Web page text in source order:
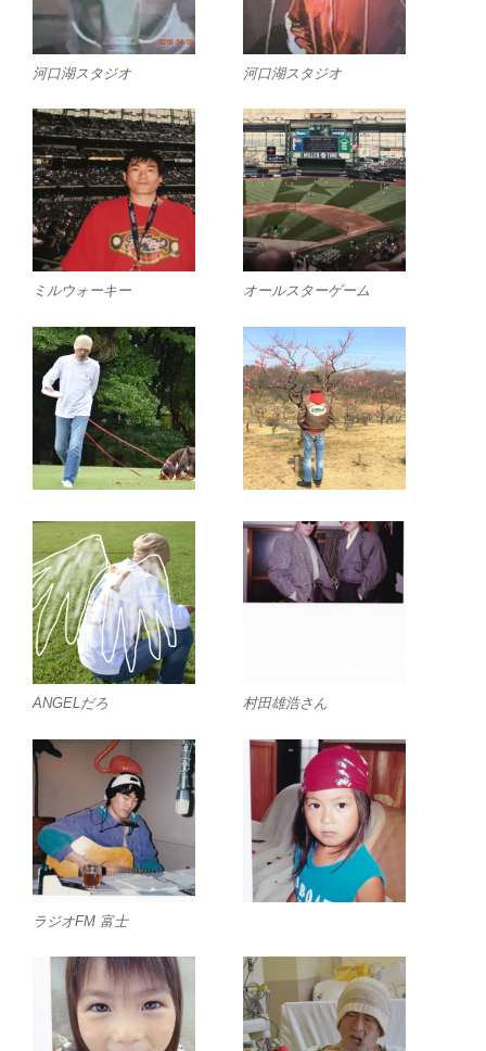
河口湖スタジオ 河口湖スタジオ
ミルウォーキー オールスターゲーム
ANGELだろ 村田雄浩さん
ラジオFM 富士